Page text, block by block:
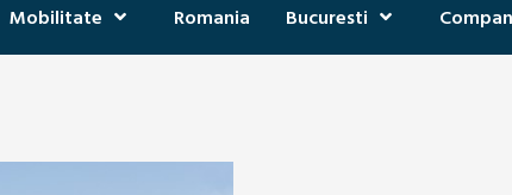
Mobilitate Romania Bucuresti